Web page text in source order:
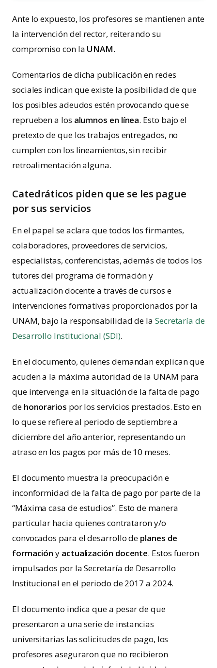
Ante lo expuesto, los profesores se mantienen ante
la intervención del rector, reiterando su
compromiso con la UNAM.
Comentarios de dicha publicación en redes
sociales indican que existe la posibilidad de que
los posibles adeudos estén provocando que se
reprueben a los alumnos en línea. Esto bajo el
pretexto de que los trabajos entregados, no
cumplen con los lineamientos, sin recibir
retroalimentación alguna.
Catedráticos piden que se les pague
por sus servicios
En el papel se aclara que todos los firmantes,
colaboradores, proveedores de servicios,
especialistas, conferencistas, además de todos los
tutores del programa de formación y
actualización docente a través de cursos e
intervenciones formativas proporcionados por la
UNAM, bajo la responsabilidad de la Secretaría de
Desarrollo Institucional (SDI).
En el documento, quienes demandan explican que
acuden a la máxima autoridad de la UNAM para
que intervenga en la situación de la falta de pago
de honorarios por los servicios prestados. Esto en
lo que se refiere al periodo de septiembre a
diciembre del año anterior, representando un
atraso en los pagos por más de 10 meses.
El documento muestra la preocupación e
inconformidad de la falta de pago por parte de la
“Máxima casa de estudios”. Esto de manera
particular hacia quienes contrataron y/o
convocados para el desarrollo de planes de
formación y actualización docente. Estos fueron
impulsados por la Secretaría de Desarrollo
Institucional en el periodo de 2017 a 2024.
El documento indica que a pesar de que
presentaron a una serie de instancias
universitarias las solicitudes de pago, los
profesores aseguraron que no recibieron